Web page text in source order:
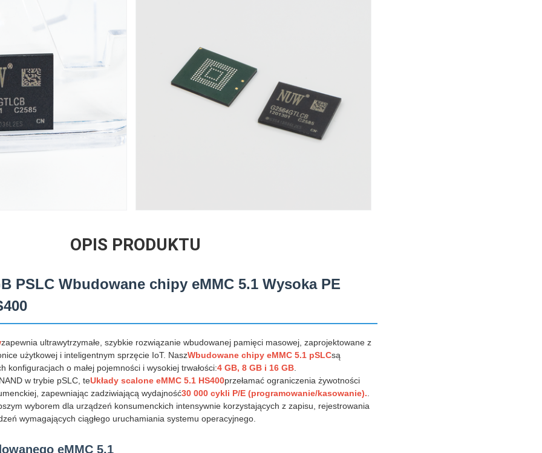
OPIS PRODUKTU
PSLC Wbudowane chipy eMMC 5.1 Wysoka PE
zapewnia ultrawytrzymałe, szybkie rozwiązanie wbudowanej pamięci masowej, zaprojektowane z
użytkowej i inteligentnym sprzęcie IoT. NaszWbudowane chipy eMMC 5.1 pSLCsą
konfiguracjach o małej pojemności i wysokiej trwałości:4 GB, 8 GB i 16 GB
w trybie pSLC, teUkłady scalone eMMC 5.1 HS400przełamać ograniczenia żywotności
zapewniając zadziwiającą wydajność30 000 cykli P/E (programowanie/kasowanie).
wyborem dla urządzeń konsumenckich intensywnie korzystających z zapisu, rejestrowania
wymagających ciągłego uruchamiania systemu operacyjnego.
eMMC 5.1